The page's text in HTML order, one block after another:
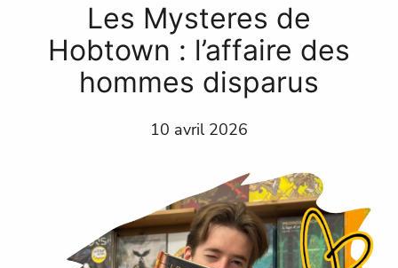
Les Mysteres de
Hobtown : l’affaire des
hommes disparus
10 avril 2026